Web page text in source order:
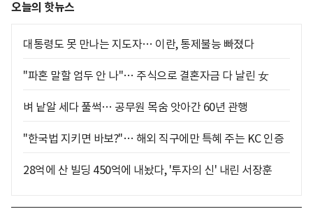
오늘의 핫뉴스
대통령도 못 만나는 지도자… 이란, 통제불능 빠졌다
"파혼 말할 엄두 안 나"… 주식으로 결혼자금 다 날린 女
벼 낱알 세다 풀썩… 공무원 목숨 앗아간 60년 관행
"한국법 지키면 바보?"… 해외 직구에만 특혜 주는 KC 인증
28억에 산 빌딩 450억에 내놨다, '투자의 신' 내린 서장훈